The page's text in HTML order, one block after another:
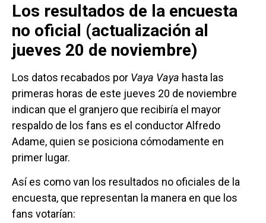
Los resultados de la encuesta
no oficial (actualización al
jueves 20 de noviembre)
Los datos recabados por Vaya Vaya hasta las
primeras horas de este jueves 20 de noviembre
indican que el granjero que recibiría el mayor
respaldo de los fans es el conductor Alfredo
Adame, quien se posiciona cómodamente en
primer lugar.
Así es como van los resultados no oficiales de la
encuesta, que representan la manera en que los
fans votarían: